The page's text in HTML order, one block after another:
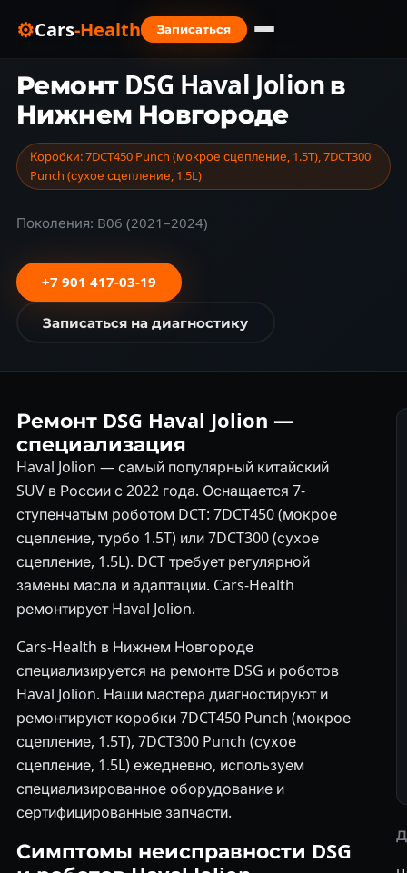
⚙Cars-Health
Записаться
Нижний Новгород › Марки авто
Ремонт DSG Haval Jolion в
Нижнем Новгороде
Коробки: 7DCT450 Punch (мокрое сцепление, 1.5T), 7DCT300
Punch (сухое сцепление, 1.5L)
Поколения: B06 (2021–2024)
+7 901 417-03-19
Записаться на диагностику
Ремонт DSG Haval Jolion —
специализация
Haval Jolion — самый популярный китайский
SUV в России с 2022 года. Оснащается 7-
ступенчатым роботом DCT: 7DCT450 (мокрое
сцепление, турбо 1.5T) или 7DCT300 (сухое
сцепление, 1.5L). DCT требует регулярной
замены масла и адаптации. Cars-Health
ремонтирует Haval Jolion.
Cars-Health в Нижнем Новгороде
специализируется на ремонте DSG и роботов
Haval Jolion. Наши мастера диагностируют и
ремонтируют коробки 7DCT450 Punch (мокрое
сцепление, 1.5T), 7DCT300 Punch (сухое
сцепление, 1.5L) ежедневно, используем
специализированное оборудование и
сертифицированные запчасти.
Симптомы неисправности DSG